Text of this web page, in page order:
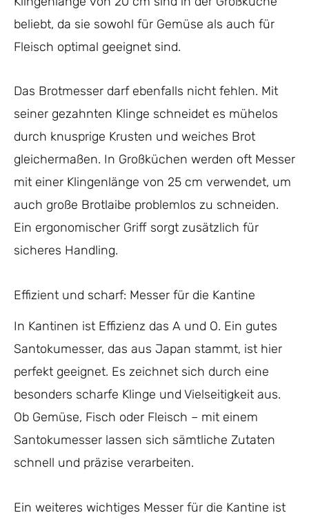
beliebt, da sie sowohl für Gemüse als auch für
Fleisch optimal geeignet sind.
Das Brotmesser darf ebenfalls nicht fehlen. Mit
seiner gezahnten Klinge schneidet es mühelos
durch knusprige Krusten und weiches Brot
gleichermaßen. In Großküchen werden oft Messer
mit einer Klingenlänge von 25 cm verwendet, um
auch große Brotlaibe problemlos zu schneiden.
Ein ergonomischer Griff sorgt zusätzlich für
sicheres Handling.
Effizient und scharf: Messer für die Kantine
In Kantinen ist Effizienz das A und O. Ein gutes
Santokumesser, das aus Japan stammt, ist hier
perfekt geeignet. Es zeichnet sich durch eine
besonders scharfe Klinge und Vielseitigkeit aus.
Ob Gemüse, Fisch oder Fleisch – mit einem
Santokumesser lassen sich sämtliche Zutaten
schnell und präzise verarbeiten.
Ein weiteres wichtiges Messer für die Kantine ist